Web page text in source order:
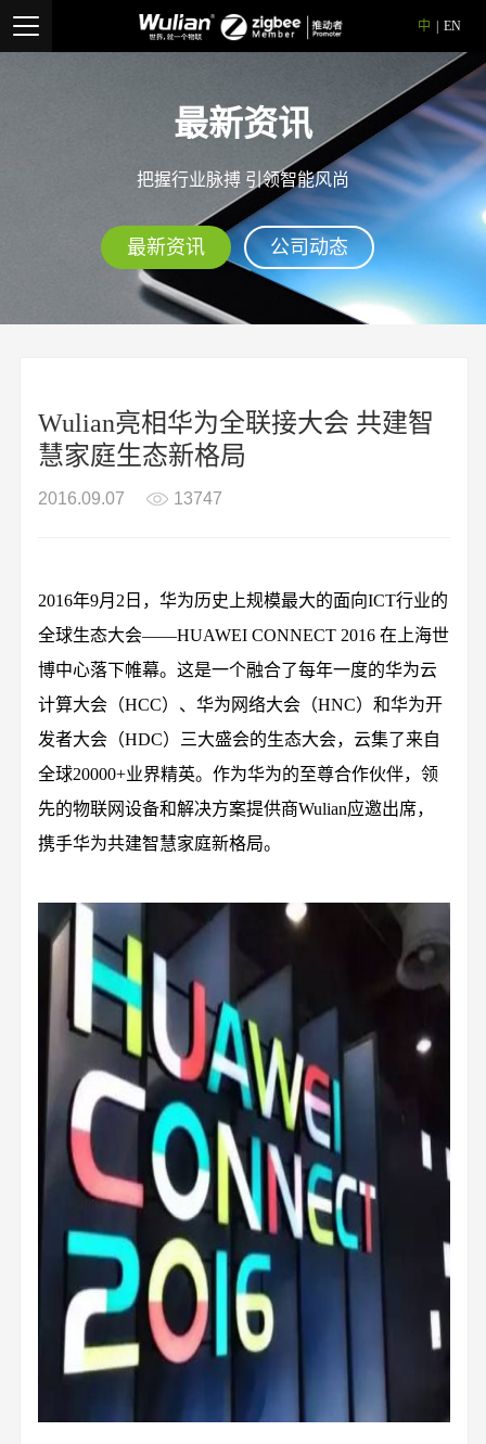
中 EN
最新资讯
把握行业脉搏 引领智能风尚
最新资讯 公司动态
Wulian亮相华为全联接大会 共建智
慧家庭生态新格局
2016.09.07 13747
2016年9月2日，华为历史上规模最大的面向ICT行业的
全球生态大会——HUAWEI CONNECT 2016 在上海世
博中心落下帷幕。这是一个融合了每年一度的华为云
计算大会（HCC）、华为网络大会（HNC）和华为开
发者大会（HDC）三大盛会的生态大会，云集了来自
全球20000+业界精英。作为华为的至尊合作伙伴，领
先的物联网设备和解决方案提供商Wulian应邀出席，
携手华为共建智慧家庭新格局。